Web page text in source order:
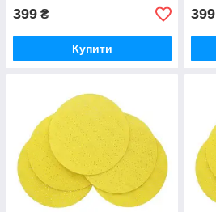
399 ₴
Купити
399